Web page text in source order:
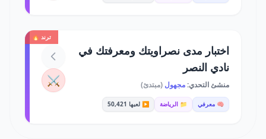
ترند 🔥
اختبار مدى نصراويتك ومعرفتك في
نادي النصر
منشئ التحدي:مجهول (مبتدئ)
🧠 معرفي 📁 الرياضة ▶️ لعبها 50,421
⚔️